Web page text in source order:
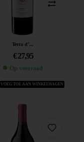
Terra d’...
€27,95
Op voorraad
VOEG TOE AAN WINKELWAGEN